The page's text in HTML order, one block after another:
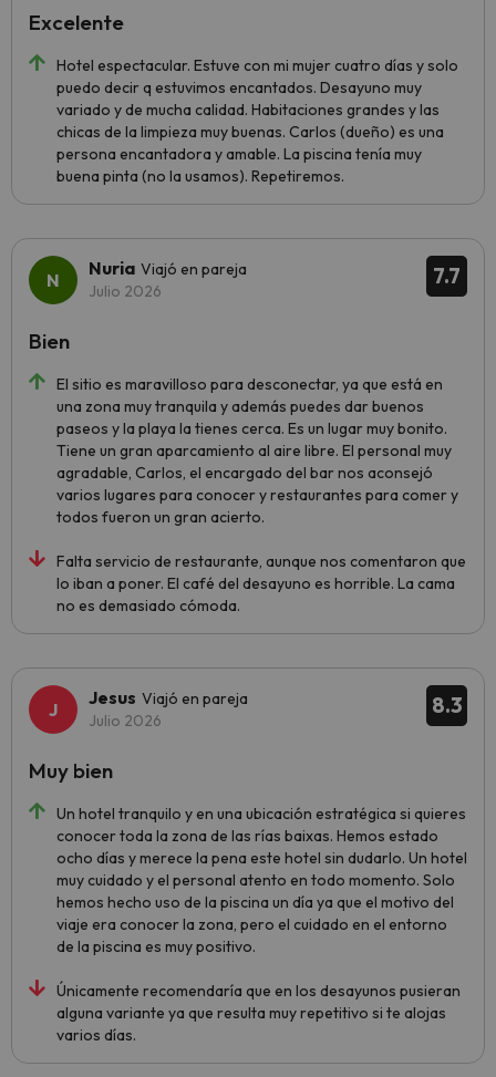
Hotel espectacular. Estuve con mi mujer cuatro días y solo
puedo decir q estuvimos encantados. Desayuno muy
variado y de mucha calidad. Habitaciones grandes y las
chicas de la limpieza muy buenas. Carlos (dueño) es una
persona encantadora y amable. La piscina tenía muy
buena pinta (no la usamos). Repetiremos.
Excelente
7.7
Nuria Viajó en pareja
Julio 2026
El sitio es maravilloso para desconectar, ya que está en
una zona muy tranquila y además puedes dar buenos
paseos y la playa la tienes cerca. Es un lugar muy bonito.
Tiene un gran aparcamiento al aire libre. El personal muy
agradable, Carlos, el encargado del bar nos aconsejó
varios lugares para conocer y restaurantes para comer y
todos fueron un gran acierto.
Falta servicio de restaurante, aunque nos comentaron que
lo iban a poner. El café del desayuno es horrible. La cama
no es demasiado cómoda.
Bien
8.3
Jesus Viajó en pareja
Julio 2026
Un hotel tranquilo y en una ubicación estratégica si quieres
conocer toda la zona de las rías baixas. Hemos estado
ocho días y merece la pena este hotel sin dudarlo. Un hotel
muy cuidado y el personal atento en todo momento. Solo
hemos hecho uso de la piscina un día ya que el motivo del
viaje era conocer la zona, pero el cuidado en el entorno
de la piscina es muy positivo.
Únicamente recomendaría que en los desayunos pusieran
alguna variante ya que resulta muy repetitivo si te alojas
varios días.
Muy bien